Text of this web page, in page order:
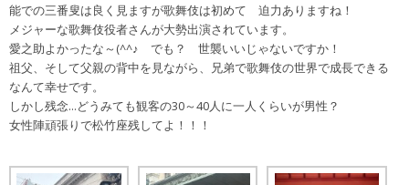
能での三番叟は良く見ますが歌舞伎は初めて 迫力ありますね！
メジャーな歌舞伎役者さんが大勢出演されています。
愛之助よかったな～(^^♪ でも？ 世襲いいじゃないですか！
祖父、そして父親の背中を見ながら、兄弟で歌舞伎の世界で成長できる
なんて幸せです。
しかし残念…どうみても観客の30～40人に一人くらいが男性？
女性陣頑張りで松竹座残してよ！！！